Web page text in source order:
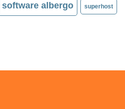
software albergo superhost